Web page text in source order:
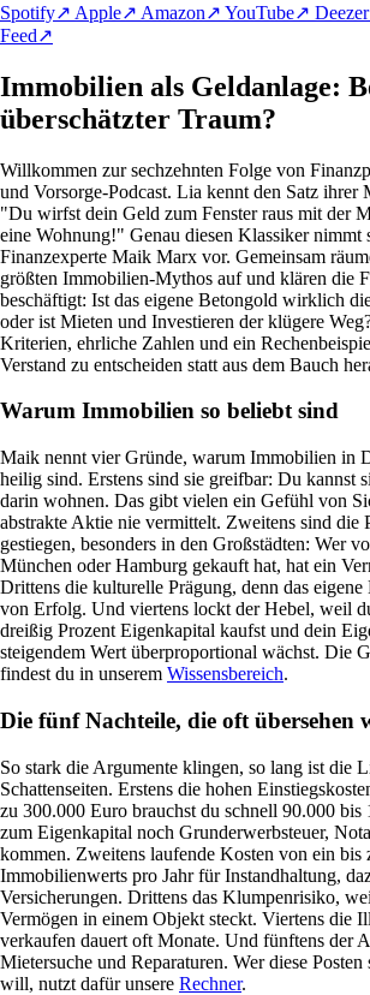
Spotify↗ Apple↗ Amazon↗ YouTube↗ Deezer
Feed↗
Immobilien als Geldanlage:
überschätzter Traum?
Willkommen zur sechzehnten Folge von
und Vorsorge-Podcast. Lia kennt den Satz ihrer
"Du wirfst dein Geld zum Fenster raus mit der
eine Wohnung!" Genau diesen Klassiker nimmt
Finanzexperte Maik Marx vor. Gemeinsam
größten Immobilien-Mythos auf und klären die
beschäftigt: Ist das eigene Betongold wirklich
oder ist Mieten und Investieren der klügere
Kriterien, ehrliche Zahlen und ein
Verstand zu entscheiden statt aus dem Bauch
Warum Immobilien so beliebt sind
Maik nennt vier Gründe, warum Immobilien in
heilig sind. Erstens sind sie greifbar: Du kannst
darin wohnen. Das gibt vielen ein Gefühl von
abstrakte Aktie nie vermittelt. Zweitens sind die
gestiegen, besonders in den Großstädten: Wer
München oder Hamburg gekauft hat, hat ein
Drittens die kulturelle Prägung, denn das
von Erfolg. Und viertens lockt der Hebel, weil
dreißig Prozent Eigenkapital kaufst und dein
steigendem Wert überproportional wächst. Die
findest du in unserem Wissensbereich.
Die fünf Nachteile, die oft übersehen
So stark die Argumente klingen, so lang ist die
Schattenseiten. Erstens die hohen
zu 300.000 Euro brauchst du schnell 90.000
zum Eigenkapital noch Grunderwerbsteuer,
kommen. Zweitens laufende Kosten von ein bis
Immobilienwerts pro Jahr für Instandhaltung,
Versicherungen. Drittens das Klumpenrisiko,
Vermögen in einem Objekt steckt. Viertens die
verkaufen dauert oft Monate. Und fünftens der
Mietersuche und Reparaturen. Wer diese Posten
will, nutzt dafür unsere Rechner.